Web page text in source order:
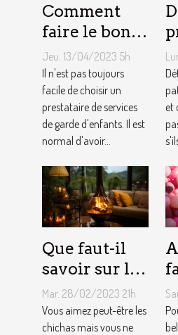
Comment
faire le bon
choix entre
une crèche et
une
assistante
maternelle ?
Jeu. 13/04/2023 5h
Il n'est pas toujours
facile de choisir un
prestataire de services
de garde d'enfants. Il est
normal d'avoir...
et
Que faut-il
savoir sur le
foyer chicha
?
Mar. 28/02/2023 21h
Vous aimez peut-être les
chichas mais vous ne